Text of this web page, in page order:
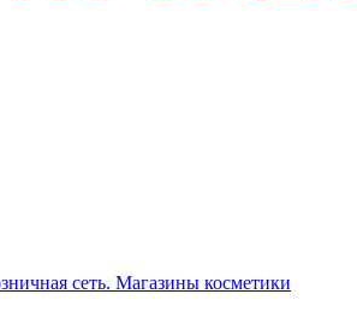
сеть. Магазины косметики